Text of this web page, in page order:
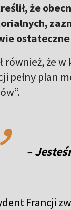
że
również, że
pełny plan
–
Francji